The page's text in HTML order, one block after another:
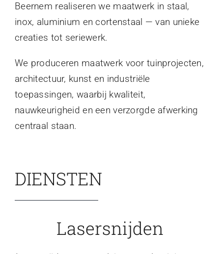
Beernem realiseren we maatwerk in staal,
inox, aluminium en cortenstaal — van unieke
creaties tot seriewerk.
We produceren maatwerk voor tuinprojecten,
architectuur, kunst en industriële
toepassingen, waarbij kwaliteit,
nauwkeurigheid en een verzorgde afwerking
centraal staan.
DIENSTEN
Lasersnijden